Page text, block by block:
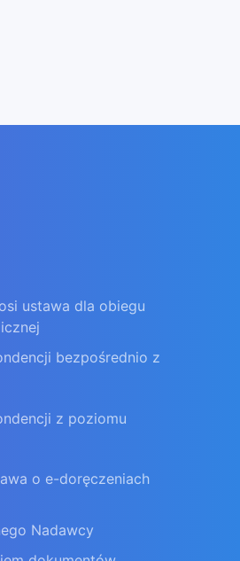
ustawa dla obiegu
bezpośrednio z
z poziomu
o e-doręczeniach
Nadawcy